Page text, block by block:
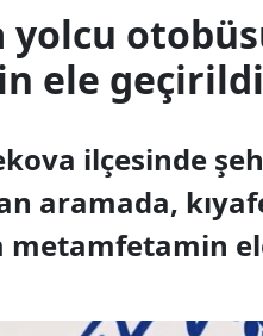
yolcu
ele geçirildi
ilçesinde
aramada,
metamfetamin